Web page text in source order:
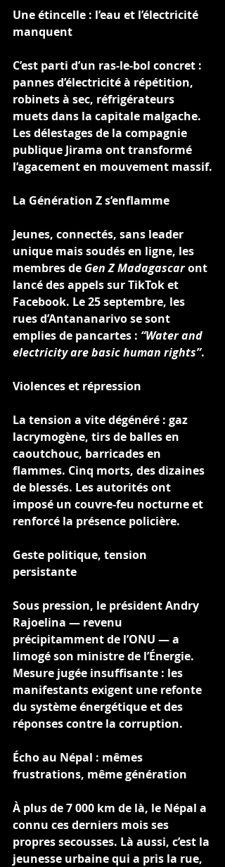
Une étincelle : l’eau et l’électricité
manquent
C’est parti d’un ras-le-bol concret :
pannes d’électricité à répétition,
robinets à sec, réfrigérateurs
muets dans la capitale malgache.
Les délestages de la compagnie
publique Jirama ont transformé
l’agacement en mouvement massif.
La Génération Z s’enflamme
Jeunes, connectés, sans leader
unique mais soudés en ligne, les
membres de Gen Z Madagascar ont
lancé des appels sur TikTok et
Facebook. Le 25 septembre, les
rues d’Antananarivo se sont
emplies de pancartes : “Water and
electricity are basic human rights”.
Violences et répression
La tension a vite dégénéré : gaz
lacrymogène, tirs de balles en
caoutchouc, barricades en
flammes. Cinq morts, des dizaines
de blessés. Les autorités ont
imposé un couvre-feu nocturne et
renforcé la présence policière.
Geste politique, tension
persistante
Sous pression, le président Andry
Rajoelina — revenu
précipitamment de l’ONU — a
limogé son ministre de l’Énergie.
Mesure jugée insuffisante : les
manifestants exigent une refonte
du système énergétique et des
réponses contre la corruption.
Écho au Népal : mêmes
frustrations, même génération
À plus de 7 000 km de là, le Népal a
connu ces derniers mois ses
propres secousses. Là aussi, c’est la
jeunesse urbaine qui a pris la rue,